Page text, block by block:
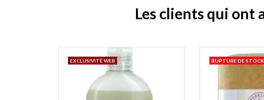
Les clients qui ont
EXCLUSIVITÉ WEB RUPTURE DE STOCK